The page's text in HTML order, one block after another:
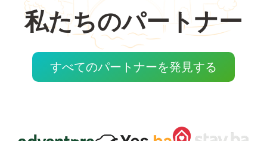
私たちのパートナー
すべてのパートナーを発見する